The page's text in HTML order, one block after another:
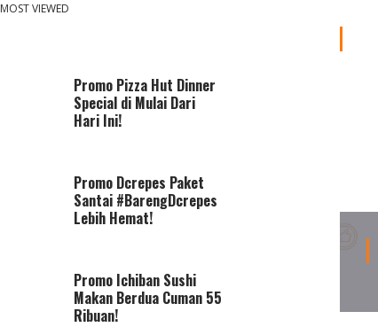
MOST VIEWED
Promo Pizza Hut Dinner
Special di Mulai Dari
Hari Ini!
Promo Dcrepes Paket
Santai #BarengDcrepes
Lebih Hemat!
Promo Ichiban Sushi
Makan Berdua Cuman 55
Ribuan!